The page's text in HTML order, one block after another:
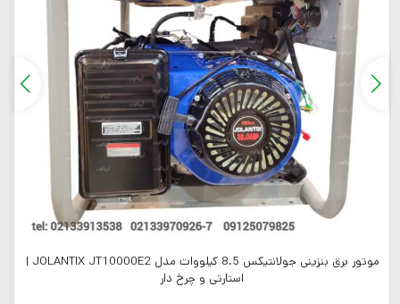
موتور برق بنزینی جولانتیکس 8.5 کیلووات مدل JOLANTIX JT10000E2 |
استارتی و چرخ دار